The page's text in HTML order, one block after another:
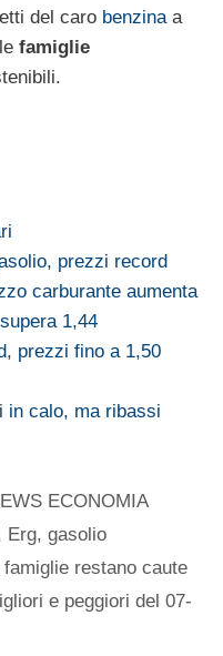
del caro benzinaa
famiglie
prezzi record
carburante aumenta
1,44
prezzi fino a 1,50
in calo, ma ribassi
ECONOMIA
Erg,gasolio
restano caute
e peggiori del 07-